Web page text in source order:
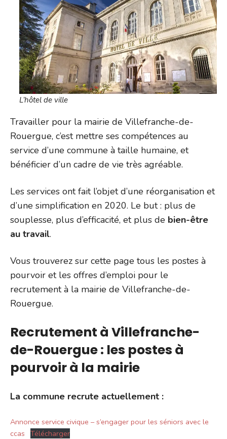
L’hôtel de ville
Travailler pour la mairie de Villefranche-de-
Rouergue, c’est mettre ses compétences au
service d’une commune à taille humaine, et
bénéficier d’un cadre de vie très agréable.
Les services ont fait l’objet d’une réorganisation et
d’une simplification en 2020. Le but : plus de
souplesse, plus d’efficacité, et plus de bien-être
au travail.
Vous trouverez sur cette page tous les postes à
pourvoir et les offres d’emploi pour le
recrutement à la mairie de Villefranche-de-
Rouergue.
Recrutement à Villefranche-
de-Rouergue : les postes à
pourvoir à la mairie
La commune recrute actuellement :
Annonce service civique – s’engager pour les séniors avec le
ccas Télécharger